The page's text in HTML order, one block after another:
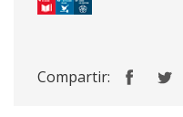
Compartir: